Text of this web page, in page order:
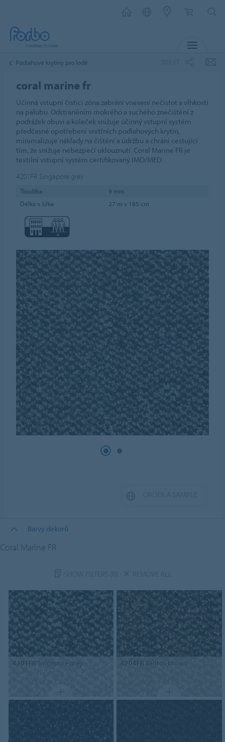
Podlahové krytiny pro lodě
coral marine fr
Účinná vstupní čisticí zóna zabrání vnesení nečistot a vlhkosti
na palubu. Odstraněním mokrého a suchého znečištění z
podrážek obuvi a koleček snižuje účinný vstupní systém
předčasné opotřebení vnitřních podlahových krytin,
minimalizuje náklady na čištění a údržbu a chrání cestující
tím, že snižuje nebezpečí uklouznutí. Coral Marine FR je
textilní vstupní systém certifikovaný IMO/MED.
4201FR Singapore grey
Tloušťka
9 mm
Délka x šířka
27 m x 185 cm
Barvy dekorů
Coral Marine FR
4201FR Singapore grey 4204FR Santos brown